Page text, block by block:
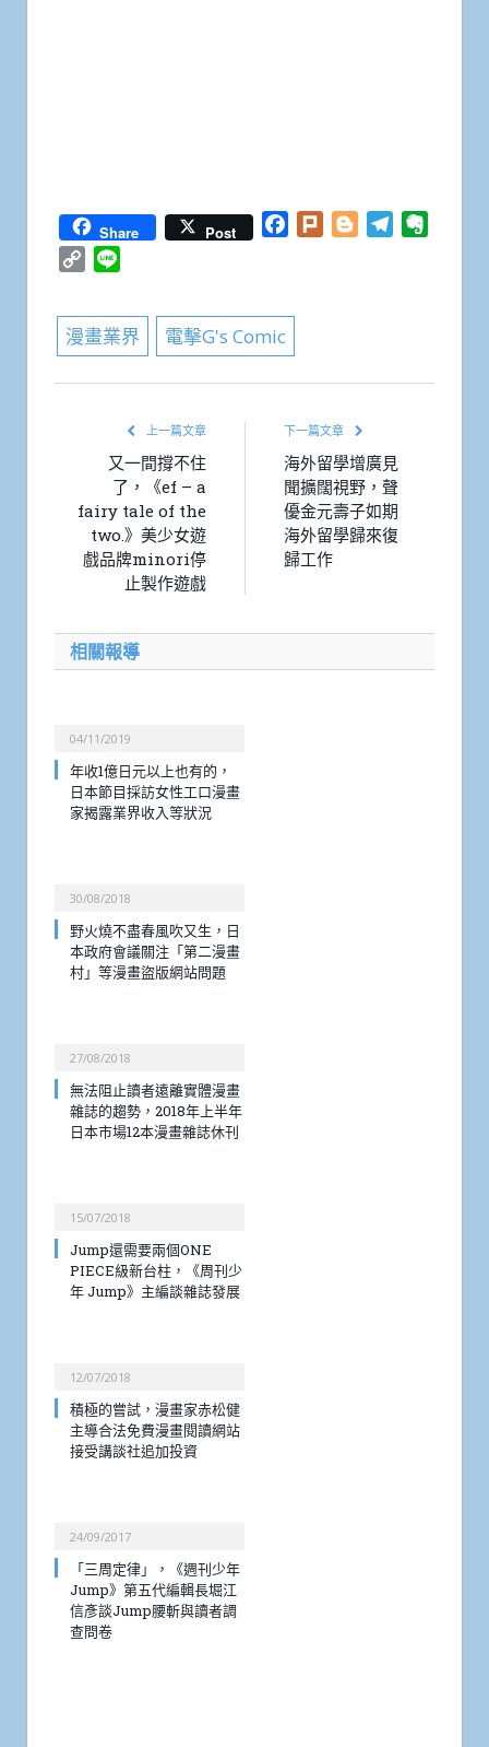
Share Post Facebook
Plurk BloggerTelegram
Copy
漫畫業界 電擊G's Comic
上一篇文章
又一間撐不住
了，《ef – a
fairy tale of the
two.》美少女遊
戲品牌minori停
止製作遊戲
下一篇文章
海外留學增廣見
聞擴闊視野，聲
優金元壽子如期
海外留學歸來復
歸工作
相關報導
04/11/2019
年收1億日元以上也有的，
日本節目採訪女性工口漫畫
家揭露業界收入等狀況
30/08/2018
野火燒不盡春風吹又生，日
本政府會議關注「第二漫畫
村」等漫畫盜版網站問題
27/08/2018
無法阻止讀者遠離實體漫畫
雜誌的趨勢，2018年上半年
日本市場12本漫畫雜誌休刊
15/07/2018
Jump還需要兩個ONE
PIECE級新台柱，《周刊少
年 Jump》主編談雜誌發展
12/07/2018
積極的嘗試，漫畫家赤松健
主導合法免費漫畫閱讀網站
接受講談社追加投資
24/09/2017
「三周定律」，《週刊少年
Jump》第五代編輯長堀江
信彥談Jump腰斬與讀者調
查問卷